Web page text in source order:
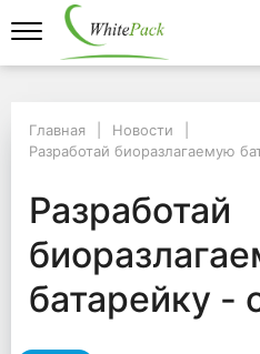
Новости
Разработай биоразлагаемую
Главная
Новости
Разработай биоразлагаемую
Разработай
батарейку -